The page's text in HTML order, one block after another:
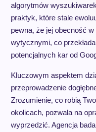
algorytmów
praktyk, które stale
pewna, że jej obecność
wytycznymi, co
potencjalnych kar od
Kluczowym aspektem
przeprowadzenie
Zrozumienie, co robią
okolicach, pozwala na
wyprzedzić. Agencja